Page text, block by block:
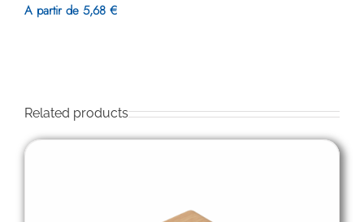
A partir de 5,68 €
Related products